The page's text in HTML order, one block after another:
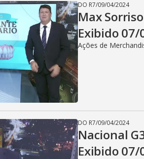
DO R7/09/04/2024
Max
Exibido 07/
Ações de
DO R7/09/04/2024
Nacional
Exibido 07/